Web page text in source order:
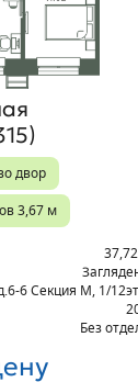
двор
3,67 м
6 Секция М 1/12
Без